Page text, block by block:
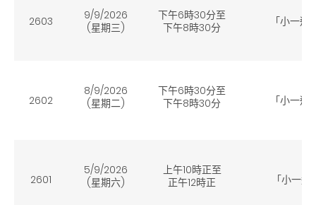
2603
9/9/2026
(星期三)
下午6時30分至
下午8時30分
「小一
2602
8/9/2026
(星期二)
下午6時30分至
下午8時30分
「小一
2601
5/9/2026
(星期六)
上午10時正至
正午12時正
「小一